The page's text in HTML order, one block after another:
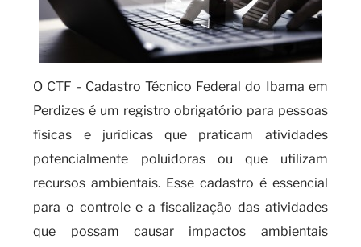
O CTF - Cadastro Técnico Federal do Ibama em
Perdizes é um registro obrigatório para pessoas
físicas e jurídicas que praticam atividades
potencialmente poluidoras ou que utilizam
recursos ambientais. Esse cadastro é essencial
para o controle e a fiscalização das atividades
que possam causar impactos ambientais